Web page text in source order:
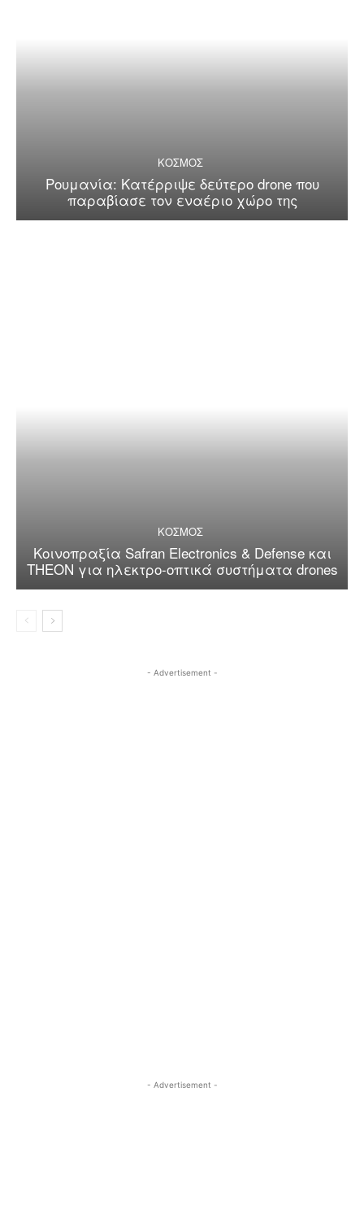
ΚΟΣΜΟΣ
Ρουμανία: Κατέρριψε δεύτερο drone που
παραβίασε τον εναέριο χώρο της
ΚΟΣΜΟΣ
Κοινοπραξία Safran Electronics & Defense και
THEON για ηλεκτρο-οπτικά συστήματα drones
- Advertisement -
- Advertisement -